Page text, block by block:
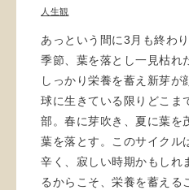
人生観
あっという間に3月も終わ
季節、葉を落とし一見枯れ
しっかり栄養を蓄え新芽
球に生きている限りどこま
部。春に芽吹き、夏に葉を
葉を落とす。このサイクル
辛く、寂しい時期かもしれ
るからこそ、栄養を蓄える